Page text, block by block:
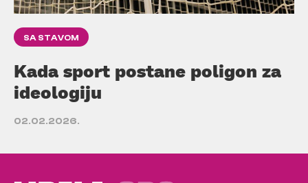
SA STAVOM
Kada sport postane poligon za
ideologiju
02.02.2026.